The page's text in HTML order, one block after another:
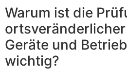
Warum ist die
Geräte und
wichtig?